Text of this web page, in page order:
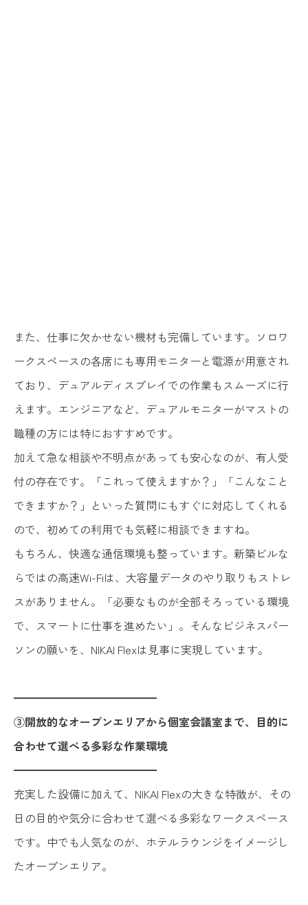
また、仕事に欠かせない機材も完備しています。ソロワ
ークスペースの各席にも専用モニターと電源が用意され
ており、デュアルディスプレイでの作業もスムーズに行
えます。エンジニアなど、デュアルモニターがマストの
職種の方には特におすすめです。
加えて急な相談や不明点があっても安心なのが、有人受
付の存在です。「これって使えますか？」「こんなこと
できますか？」といった質問にもすぐに対応してくれる
ので、初めての利用でも気軽に相談できますね。
もちろん、快適な通信環境も整っています。新築ビルな
らではの高速Wi-Fiは、大容量データのやり取りもストレ
スがありません。「必要なものが全部そろっている環境
で、スマートに仕事を進めたい」。そんなビジネスパー
ソンの願いを、NIKAI Flexは見事に実現しています。
━━━━━━━━━━━━━
③開放的なオープンエリアから個室会議室まで、目的に
合わせて選べる多彩な作業環境
━━━━━━━━━━━━━
充実した設備に加えて、NIKAI Flexの大きな特徴が、その
日の目的や気分に合わせて選べる多彩なワークスペース
です。中でも人気なのが、ホテルラウンジをイメージし
たオープンエリア。